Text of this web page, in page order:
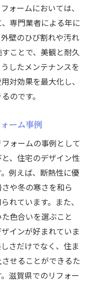
ォームにおいては、
専門業者による年に
壁のひび割れや汚れ
ことで、美観と耐久
したメンテナンスを
対効果を最大化し、
のです。
ーム事例
ォームの事例として
、住宅のデザイン性
例えば、断熱性に優
や冬の寒さを和ら
れています。また、
色合いを選ぶこと
インが好まれていま
さだけでなく、住ま
せることができるた
滋賀県でのリフォー